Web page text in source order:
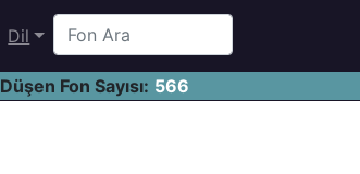
Dil
Düşen Fon Sayısı: 566